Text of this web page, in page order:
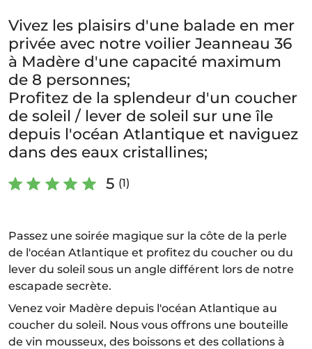
Vivez les plaisirs d'une balade en mer
privée avec notre voilier Jeanneau 36
à Madère d'une capacité maximum
de 8 personnes;
Profitez de la splendeur d'un coucher
de soleil / lever de soleil sur une île
depuis l'océan Atlantique et naviguez
dans des eaux cristallines;
5 (1)
Passez une soirée magique sur la côte de la perle
de l'océan Atlantique et profitez du coucher ou du
lever du soleil sous un angle différent lors de notre
escapade secrète.
Venez voir Madère depuis l'océan Atlantique au
coucher du soleil. Nous vous offrons une bouteille
de vin mousseux, des boissons et des collations à